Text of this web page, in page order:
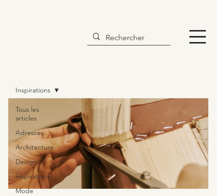
Tous les
articles
Adresses
Architecture
Design
Inspirations
Mode
Inspirations